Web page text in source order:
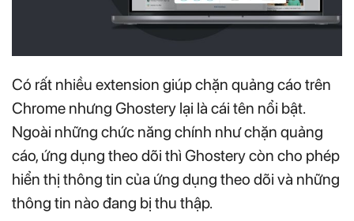
Có rất nhiều extension giúp chặn quảng cáo trên
Chrome nhưng Ghostery lại là cái tên nổi bật.
Ngoài những chức năng chính như chặn quảng
cáo, ứng dụng theo dõi thì Ghostery còn cho phép
hiển thị thông tin của ứng dụng theo dõi và những
thông tin nào đang bị thu thập.